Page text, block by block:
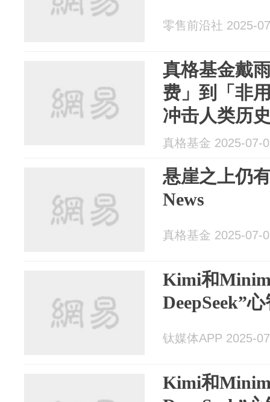
零售前沿社 2025-
真格基金戴
费」到「非
冲击人类历
真格基金 2025-07-
悬崖之上仍
News
真格基金 2025-07-
Kimi和
DeepSeek”
钛媒体APP 2025-
Kimi和